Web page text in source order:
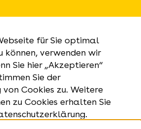
für Sie optimal
können, verwenden wir
Sie hier „Akzeptieren“
Sie der
von Cookies zu. Weitere
zu Cookies erhalten Sie